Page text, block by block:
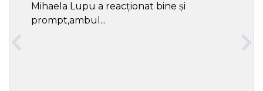
Mihaela Lupu a reacționat bine și
prompt,ambul...